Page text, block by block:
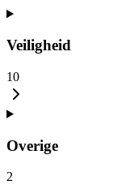
Veiligheid
10
Overige
2